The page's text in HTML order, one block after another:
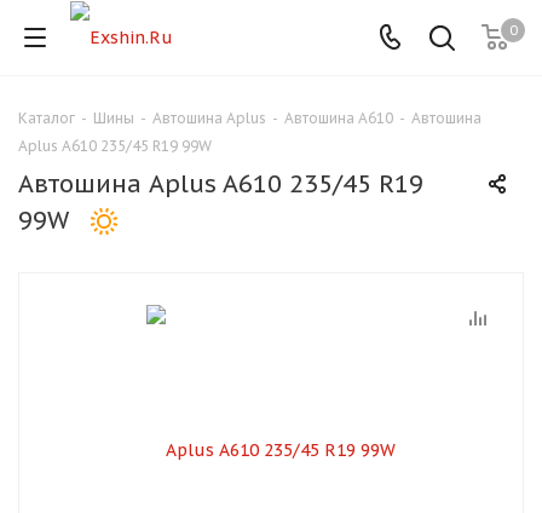
0
Каталог - Шины - Автошина Aplus - Автошина A610 - Автошина
Aplus A610 235/45 R19 99W
Автошина Aplus A610 235/45 R19
99W
Для клиентов всех банков
Разбейте
оплату